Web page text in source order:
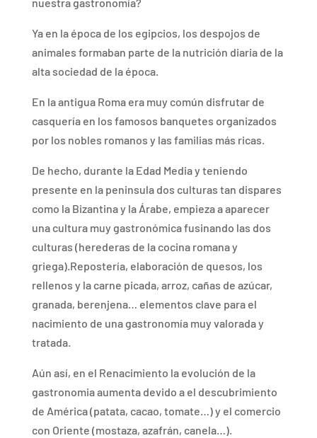
Ya en la época de los egipcios, los despojos de
animales formaban parte de la nutrición diaria de la
alta sociedad de la época.
En la antigua Roma era muy común disfrutar de
casquería en los famosos banquetes organizados
por los nobles romanos y las familias más ricas.
De hecho, durante la Edad Media y teniendo
presente en la peninsula dos culturas tan dispares
como la Bizantina y la Árabe, empieza a aparecer
una cultura muy gastronómica fusinando las dos
culturas (herederas de la cocina romana y
griega).Repostería, elaboración de quesos, los
rellenos y la carne picada, arroz, cañas de azúcar,
granada, berenjena… elementos clave para el
nacimiento de una gastronomía muy valorada y
tratada.
Aún así, en el Renacimiento la evolución de la
gastronomia aumenta devido a el descubrimiento
de América (patata, cacao, tomate…) y el comercio
con Oriente (mostaza, azafrán, canela…).